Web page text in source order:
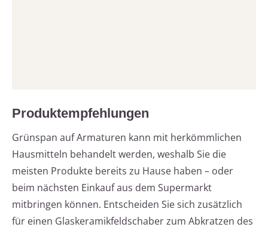
Produktempfehlungen
Grünspan auf Armaturen kann mit herkömmlichen
Hausmitteln behandelt werden, weshalb Sie die
meisten Produkte bereits zu Hause haben – oder
beim nächsten Einkauf aus dem Supermarkt
mitbringen können. Entscheiden Sie sich zusätzlich
für einen Glaskeramikfeldschaber zum Abkratzen des